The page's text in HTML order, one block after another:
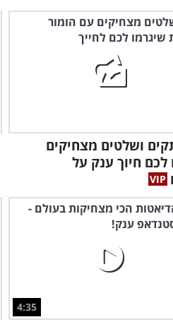
פתקים ושלטים מצחיקים
לכם חיוך ענק על
4:35